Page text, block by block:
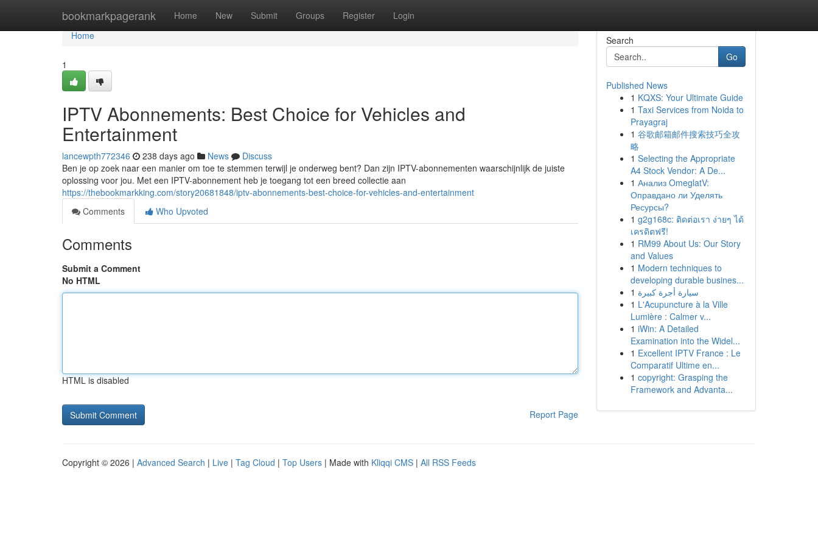
bookmarkpagerank Home New Submit Groups Register Login
Home
Home
1
IPTV Abonnements: Best Choice for Vehicles and
Entertainment
lancewpth772346 238 days ago News
Discuss
Ben je op zoek naar een manier om toe te stemmen terwijl je onderweg bent? Dan zijn IPTV-abonnementen waarschijnlijk de juiste
oplossing voor jou. Met een IPTV-abonnement heb je toegang tot een breed collectie aan
https://thebookmarkking.com/story20681848/iptv-abonnements-best-choice-for-vehicles-and-entertainment
Comments
Who Upvoted
Comments
Submit a Comment
No HTML
HTML is disabled
Report Page
Search
Go
Published News
1 KQXS: Your Ultimate Guide
1 Taxi Services from Noida to
Prayagraj
1 谷歌邮箱邮件搜索技巧全攻
略
1 Selecting the Appropriate
A4 Stock Vendor: A De...
1 Анализ OmeglatV:
Оправдано ли Уделять
Ресурсы?
1 g2g168c: ติดต่อเรา ง่ายๆ ได้
เครดิตฟรี!
1 RM99 About Us: Our Story
and Values
1 Modern techniques to
developing durable busines...
1 سيارة أجرة كبيرة
1 L'Acupuncture à la Ville
Lumière : Calmer v...
1 iWin: A Detailed
Examination into the Widel...
1 Excellent IPTV France : Le
Comparatif Ultime en...
1 copyright: Grasping the
Framework and Advanta...
Copyright © 2026 | Advanced Search | Live | Tag Cloud | Top Users | Made with Kliqqi CMS | All RSS Feeds